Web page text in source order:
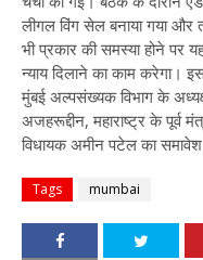
लीगल विंग सेल बनाया गया और
भी प्रकार की समस्या होने पर
न्याय दिलाने का काम करेगा।
मुंबई अल्पसंख्यक विभाग के
अजहरूद्दीन, महाराष्ट्र के
विधायक अमीन पटेल का समावेश
Tags mumbai